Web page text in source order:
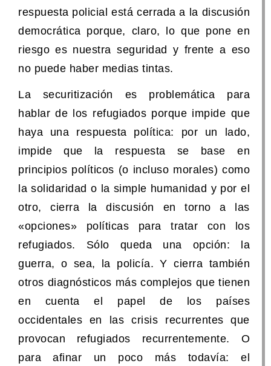
respuesta policial está cerrada a la discusión
democrática porque, claro, lo que pone en
riesgo es nuestra seguridad y frente a eso
no puede haber medias tintas.
La securitización es problemática para
hablar de los refugiados porque impide que
haya una respuesta política: por un lado,
impide que la respuesta se base en
principios políticos (o incluso morales) como
la solidaridad o la simple humanidad y por el
otro, cierra la discusión en torno a las
«opciones» políticas para tratar con los
refugiados. Sólo queda una opción: la
guerra, o sea, la policía. Y cierra también
otros diagnósticos más complejos que tienen
en cuenta el papel de los países
occidentales en las crisis recurrentes que
provocan refugiados recurrentemente. O
para afinar un poco más todavía: el